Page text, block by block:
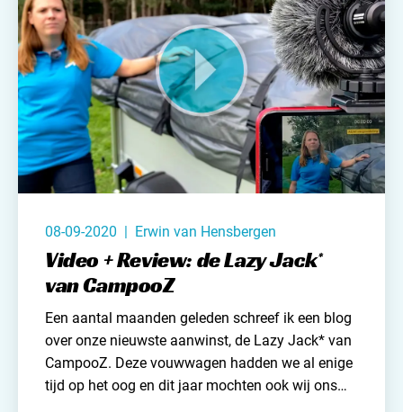
Contact opnemen
08-09-2020 | Erwin van Hensbergen
Video + Review: de Lazy Jack*
van CampooZ
Een aantal maanden geleden schreef ik een blog
over onze nieuwste aanwinst, de Lazy Jack* van
CampooZ. Deze vouwwagen hadden we al enige
tijd op het oog en dit jaar mochten ook wij ons